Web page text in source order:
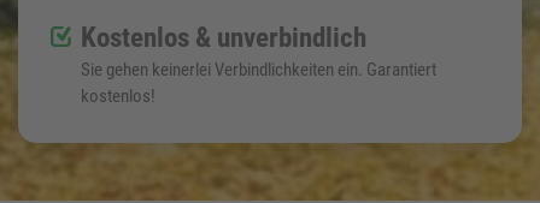
Kostenlos & unverbindlich
Sie gehen keinerlei Verbindlichkeiten ein. Garantiert
kostenlos!